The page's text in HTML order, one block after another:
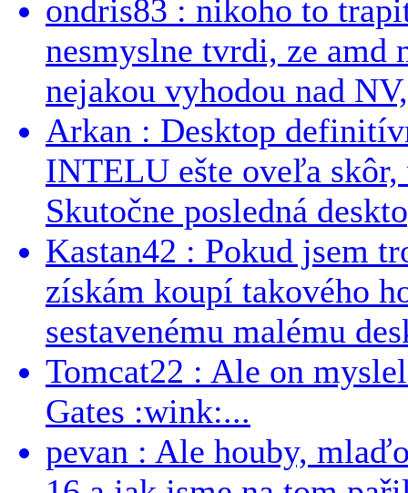
ondris83 : nikoho to
nesmyslne tvrdi, ze
nejakou vyhodou nad
Arkan : Desktop
INTELU ešte oveľa
Skutočne posledná
Kastan42 : Pokud jsem
získám koupí takového
sestavenému malému
Tomcat22 : Ale on
Gates :wink:...
pevan : Ale houby,